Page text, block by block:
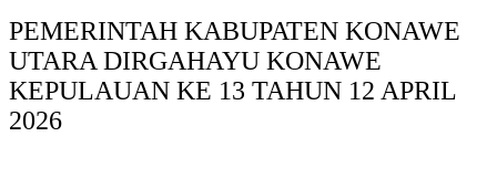
PEMERINTAH KABUPATEN KONAWE
UTARA DIRGAHAYU KONAWE
KEPULAUAN KE 13 TAHUN 12 APRIL
2026